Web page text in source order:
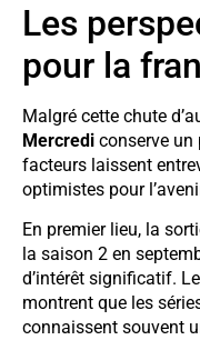
Les
pour la
Malgré cette chute
Mercredi conserve un
facteurs laissent
optimistes pour
En premier lieu, la
la saison 2 en
d’intérêt significatif.
montrent que les
connaissent souvent